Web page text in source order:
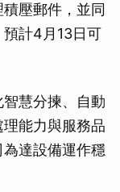
壓郵件，並同
計4月13日可
慧分揀、自動
能力與服務品
達設備運作穩